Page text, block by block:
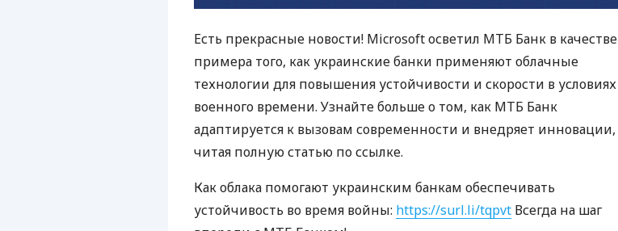
Есть прекрасные новости! Microsoft осветил МТБ Банк в качестве
примера того, как украинские банки применяют облачные
технологии для повышения устойчивости и скорости в условиях
военного времени. Узнайте больше о том, как МТБ Банк
адаптируется к вызовам современности и внедряет инновации,
читая полную статью по ссылке.
Как облака помогают украинским банкам обеспечивать
устойчивость во время войны: https://surl.li/tqpvt Всегда на шаг